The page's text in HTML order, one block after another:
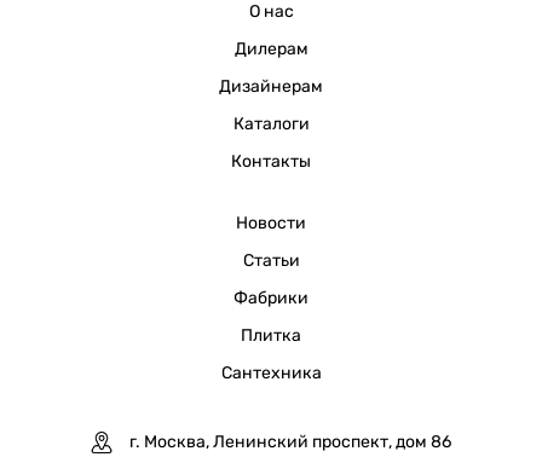
О нас
Дилерам
Дизайнерам
Каталоги
Контакты
Новости
Статьи
Фабрики
Плитка
Сантехника
г. Москва, Ленинский проспект, дом 86